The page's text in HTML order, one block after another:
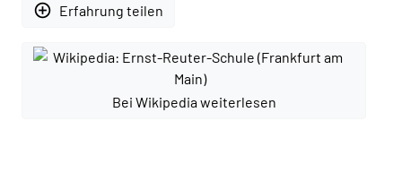
add_circle_outline Erfahrung teilen
Bei Wikipedia weiterlesen